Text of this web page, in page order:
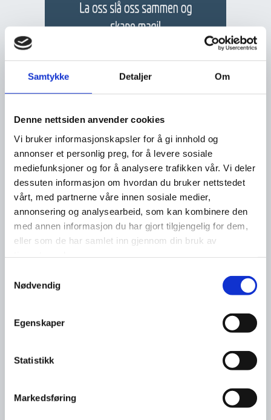
Samtykke Detaljer Om
Denne nettsiden anvender cookies
Vi bruker informasjonskapsler for å gi innhold og
annonser et personlig preg, for å levere sosiale
mediefunksjoner og for å analysere trafikken vår. Vi deler
dessuten informasjon om hvordan du bruker nettstedet
vårt, med partnerne våre innen sosiale medier,
annonsering og analysearbeid, som kan kombinere den
med annen informasjon du har gjort tilgjengelig for dem,
eller som de har samlet inn gjennom din bruk av
Nødvendig
Egenskaper
Statistikk
Markedsføring
Les flere nyheter